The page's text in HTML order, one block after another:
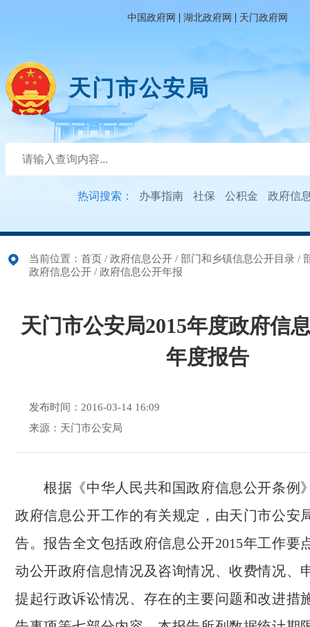
中国政府网 | 湖北政府网 | 天门政府网
天门市公安局
热词搜索： 办事指南 社保 公积金 政府信
当前位置： 首页 / 政府信息公开 / 部门和乡镇信息公开目录 /
政府信息公开 / 政府信息公开年报
天门市公安局2015年度政府信
年度报告
发布时间：2016-03-14 16:09
来源：天门市公安局
根据《中华人民共和国政府信息公开条例
政府信息公开工作的有关规定，由天门市公安
告。报告全文包括政府信息公开2015年工作要
动公开政府信息情况及咨询情况、收费情况、
提起行政诉讼情况、存在的主要问题和改进措